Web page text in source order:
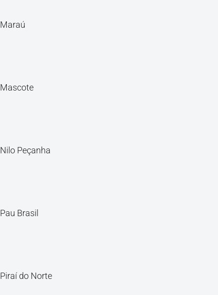
Maraú
Mascote
Nilo Peçanha
Pau Brasil
Piraí do Norte